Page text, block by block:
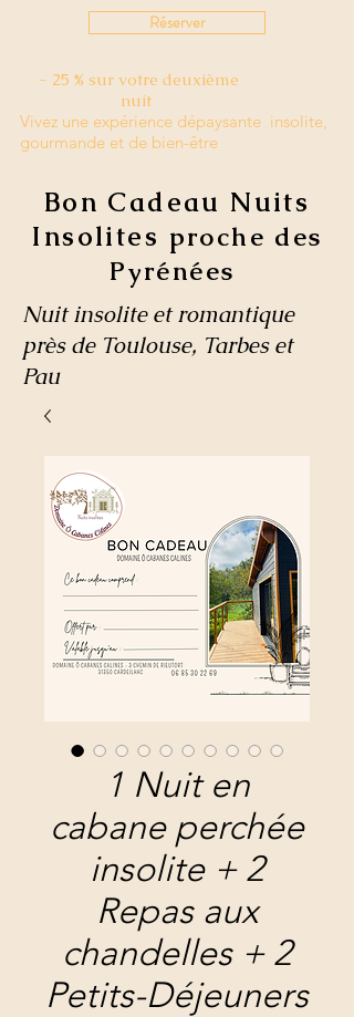
Réserver
- 25 % sur votre deuxième
nuit
Vivez une expérience dépaysante insolite,
gourmande et de bien-être
Bon Cadeau Nuits
Insolites proche des
Pyrénées
Nuit insolite et romantique
près de Toulouse, Tarbes et
Pau
1 Nuit en
cabane perchée
insolite + 2
Repas aux
chandelles + 2
Petits-Déjeuners